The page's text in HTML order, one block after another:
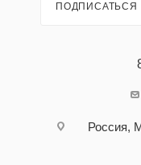
ПОДПИСАТЬСЯ
Россия,